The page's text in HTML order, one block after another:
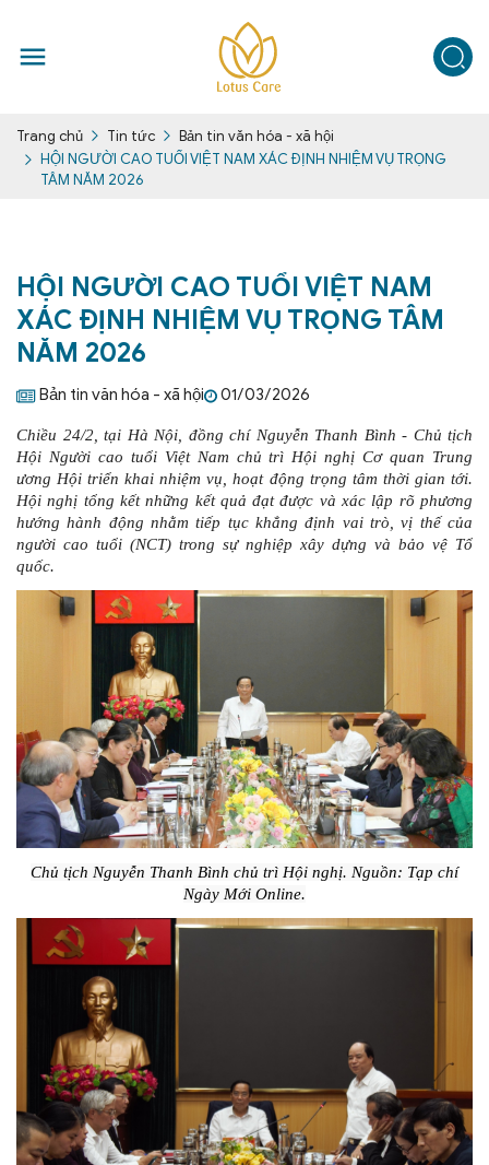
Trang chủ Tin tức
Bản tin văn hóa - xã hội
HỘI NGƯỜI CAO TUỔI VIỆT NAM XÁC ĐỊNH NHIỆM VỤ TRỌNG
TÂM NĂM 2026
HỘI NGƯỜI CAO TUỔI VIỆT NAM
XÁC ĐỊNH NHIỆM VỤ TRỌNG TÂM
NĂM 2026
Bản tin văn hóa - xã hội 01/03/2026
Chiều 24/2, tại Hà Nội, đồng chí Nguyễn Thanh Bình - Chủ tịch
Hội Người cao tuổi Việt Nam chủ trì Hội nghị Cơ quan Trung
ương Hội triển khai nhiệm vụ, hoạt động trọng tâm thời gian tới.
Hội nghị tổng kết những kết quả đạt được và xác lập rõ phương
hướng hành động nhằm tiếp tục khẳng định vai trò, vị thế của
người cao tuổi (NCT) trong sự nghiệp xây dựng và bảo vệ Tổ
quốc.
Chủ tịch Nguyễn Thanh Bình chủ trì Hội nghị. Nguồn: Tạp chí
Ngày Mới Online.